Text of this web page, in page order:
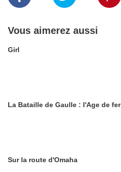
Vous aimerez aussi
Girl
La Bataille de Gaulle : l'Age de fer
Sur la route d'Omaha